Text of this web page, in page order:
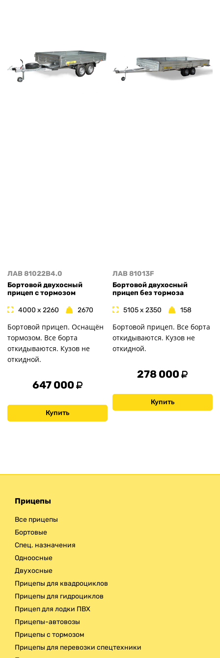
ЛАВ 81022B4.0
Бортовой двухосный
прицеп с тормозом
4000 x 2260 2670
Бортовой прицеп. Оснащён
тормозом. Все борта
откидываются. Кузов не
откидной.
647 000
Купить
ЛАВ 81013F
Бортовой двухосный
прицеп без тормоза
5105 x 2350 158
Бортовой прицеп. Все борта
откидываются. Кузов не
откидной.
278 000
Купить
Прицепы
Все прицепы
Бортовые
Спец. назначения
Одноосные
Двухосные
Прицепы для квадроциклов
Прицепы для гидроциклов
Прицеп для лодки ПВХ
Прицепы-автовозы
Прицепы с тормозом
Прицепы для перевозки спецтехники